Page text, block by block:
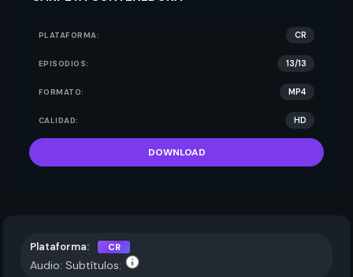
PLATAFORMA: CR
EPISODIOS: 13/13
FORMATO: MP4
CALIDAD: HD
DOWNLOAD
Plataforma: CR
Audio: Subtítulos: